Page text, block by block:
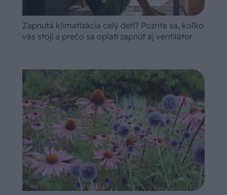
Zapnutá klimatizácia celý deň? Pozrite sa, koľko
vás stojí a prečo sa oplatí zapnúť aj ventilátor